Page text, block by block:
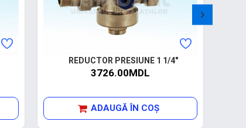
REDUCTOR PRESIUNE 1 1/4"
3726.00MDL
ADAUGĂ ÎN COŞ